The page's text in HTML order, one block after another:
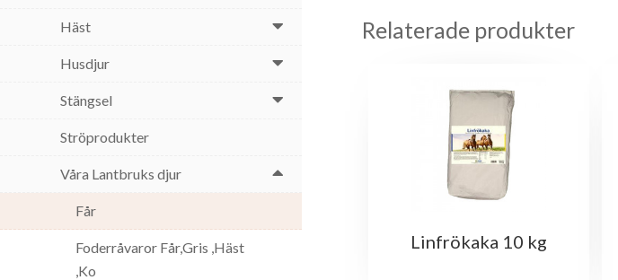
Häst
Husdjur
Stängsel
Ströprodukter
Våra Lantbruks djur
Får
Foderråvaror Får,Gris ,Häst
,Ko
Relaterade produkter
Linfrökaka 10 kg